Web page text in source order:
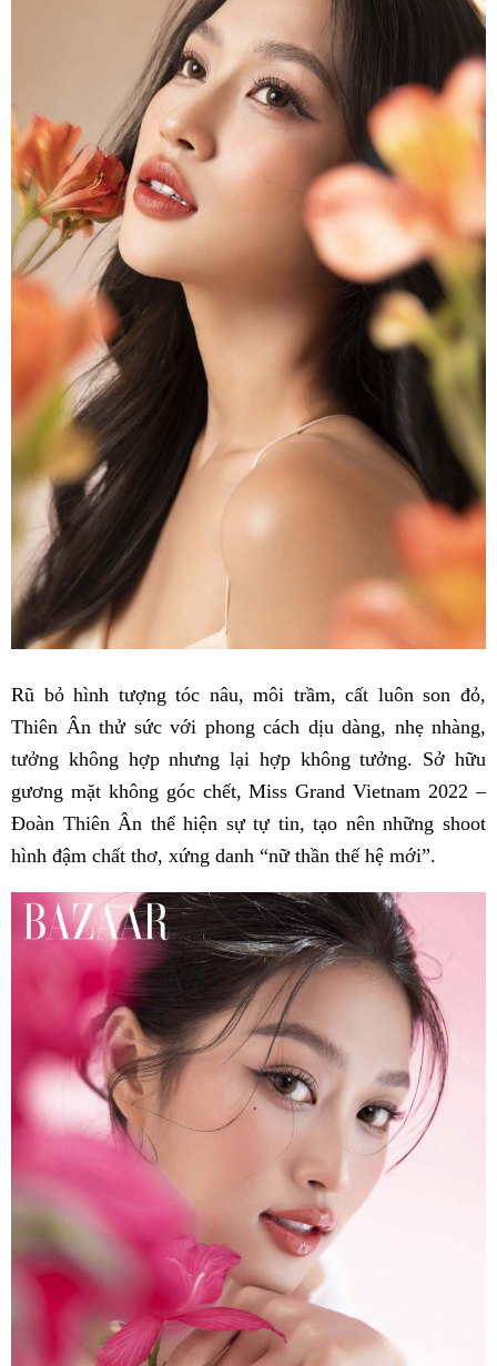
Rũ bỏ hình tượng tóc nâu, môi trầm, cất luôn son đỏ,
Thiên Ân thử sức với phong cách dịu dàng, nhẹ nhàng,
tưởng không hợp nhưng lại hợp không tưởng. Sở hữu
gương mặt không góc chết, Miss Grand Vietnam 2022 –
Đoàn Thiên Ân thể hiện sự tự tin, tạo nên những shoot
hình đậm chất thơ, xứng danh “nữ thần thế hệ mới”.